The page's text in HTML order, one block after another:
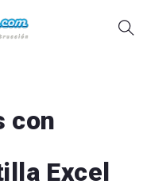
con
Excel